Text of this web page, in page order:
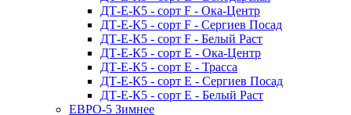
ДТ-Е-К5 - сорт F - Ока-Центр
ДТ-Е-К5 - сорт F - Сергиев Посад
ДТ-Е-К5 - сорт F - Белый Раст
ДТ-Е-К5 - сорт E - Ока-Центр
ДТ-Е-К5 - сорт E - Трасса
ДТ-Е-К5 - сорт E - Сергиев Посад
ДТ-Е-К5 - сорт E - Белый Раст
ЕВРО-5 Зимнее